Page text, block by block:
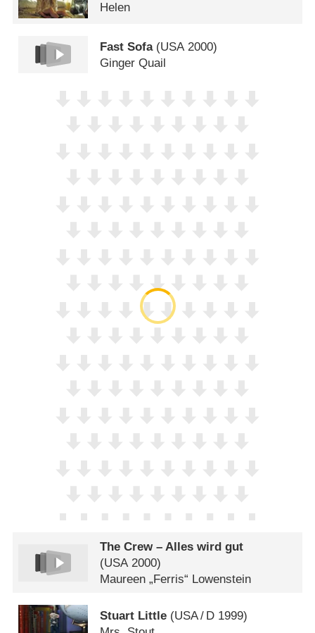
Helen
Fast Sofa(USA 2000)
Ginger Quail
The Crew – Alles wird gut
(USA2000)
Maureen „Ferris“ Lowenstein
Stuart Little (USA/ D 1999)